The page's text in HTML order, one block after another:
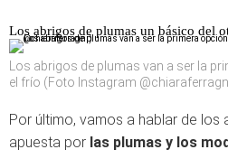
Los abrigos de plumas un básico del
Los abrigos de plumas van a ser la
el frío (Foto Instagram
Por último, vamos a hablar de los
apuesta por las plumas y los